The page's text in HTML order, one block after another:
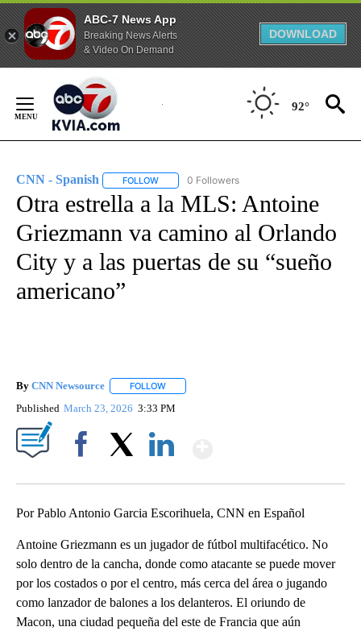
ABC-7 News App
Breaking News Alerts
& Video On Demand
DOWNLOAD
Content
92°
CNN - Spanish FOLLOW FOLLOW "CNN - SPANISH" TO RECEIVE
0 Followers
Otra estrella a la MLS: Antoine
Griezmann va camino al Orlando
City y a las puertas de su “sueño
americano”
By CNN Newsource FOLLOW
Published March 23, 2026 3:33 PM
Por Pablo Antonio Garcia Escorihuela, CNN en Español
Antoine Griezmann es un jugador de fútbol multifacético. No
solo dentro de la cancha, donde como atacante se puede mover
por los costados o por el centro, más cerca del área o jugando
como lanzador de balones a los delanteros. El oriundo de
Macon, una ciudad pequeña del este de Francia que aún